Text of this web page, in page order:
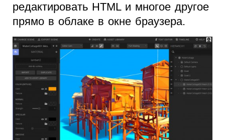
редактировать HTML и многое другое
прямо в облаке в окне браузера.